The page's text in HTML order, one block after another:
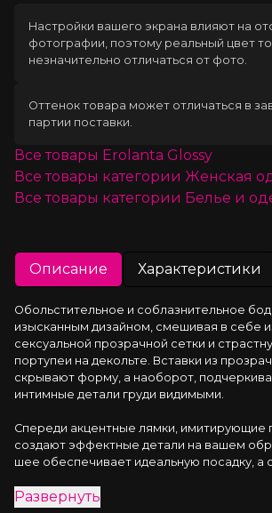
Настройки вашего экрана влияют на
фотографии, поэтому реальный цвет
незначительно отличаться от фото.
Оттенок товара может отличаться в
партии поставки.
Все товары Erolanta Glossy
Все товары категории Женская
Все товары категории Белье и
Описание Характеристики
Обольстительное и соблазнительное
изысканным дизайном, смешивая в себе
сексуальной прозрачной сетки и
портупеи на декольте. Вставки из
скрывают форму, а наоборот,
интимные детали груди видимыми.
Спереди акцентные лямки, имитирующие
создают эффектные детали на вашем
шее обеспечивает идеальную посадку, а
молнии спереди обеспечивает легкий
Развернуть